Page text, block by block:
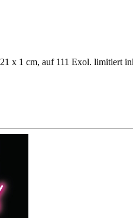
x 1 cm, auf 111 Exol. limitiert